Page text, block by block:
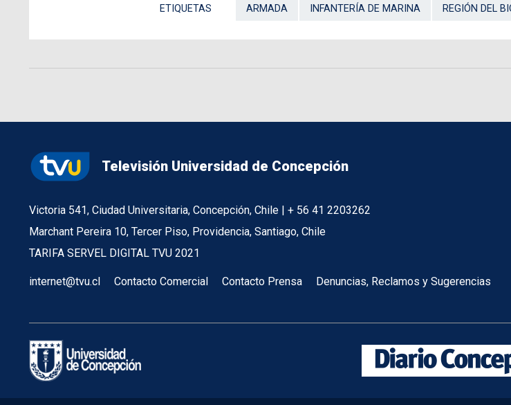
ETIQUETAS ARMADA INFANTERÍA DE MARINA REGIÓN DEL
Televisión Universidad de Concepción
Victoria 541, Ciudad Universitaria, Concepción, Chile | + 56 41 2203262
Marchant Pereira 10, Tercer Piso, Providencia, Santiago, Chile
TARIFA SERVEL DIGITAL TVU 2021
internet@tvu.cl Contacto Comercial Contacto Prensa Denuncias, Reclamos y Sugerencias